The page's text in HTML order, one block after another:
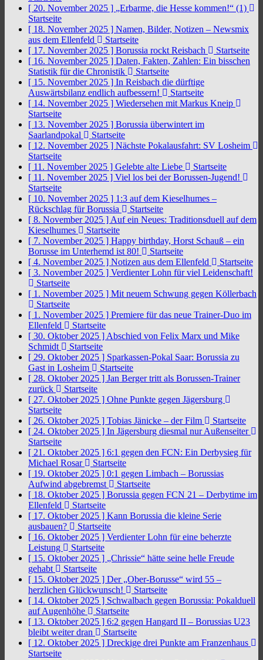
[ 20. November 2025 ] „Erbarme, die Hesse kommen!“ (1)
Startseite
[ 18. November 2025 ] Namen, Bilder, Notizen – Newsmix
aus dem Ellenfeld
Startseite
[ 17. November 2025 ] Borussia rockt Reisbach
Startseite
[ 16. November 2025 ] Daten, Fakten, Zahlen: Ein bisschen
Statistik für die Chronistik
Startseite
[ 15. November 2025 ] In Reisbach die dürftige
Auswärtsbilanz endlich aufbessern!
Startseite
[ 14. November 2025 ] Wiedersehen mit Markus Kneip
Startseite
[ 13. November 2025 ] Borussia überwintert im
Saarlandpokal
Startseite
[ 12. November 2025 ] Nächste Pokalausfahrt: SV Losheim
Startseite
[ 11. November 2025 ] Gelebte alte Liebe
Startseite
[ 11. November 2025 ] Viel los bei der Borussen-Jugend!
Startseite
[ 10. November 2025 ] 1:3 auf dem Kieselhumes –
Rückschlag für Borussia
Startseite
[ 8. November 2025 ] Auf ein Neues: Traditionsduell auf dem
Kieselhumes
Startseite
[ 7. November 2025 ] Happy birthday, Horst Schauß – ein
Borusse im Unterhemd ist 80!
Startseite
[ 4. November 2025 ] Notizen aus dem Ellenfeld
Startseite
[ 3. November 2025 ] Verdienter Lohn für viel Leidenschaft!
Startseite
[ 1. November 2025 ] Mit neuem Schwung gegen Köllerbach
Startseite
[ 1. November 2025 ] Premiere für das neue Trainer-Duo im
Ellenfeld
Startseite
[ 30. Oktober 2025 ] Abschied von Felix Marx und Mike
Schmidt
Startseite
[ 29. Oktober 2025 ] Sparkassen-Pokal Saar: Borussia zu
Gast in Losheim
Startseite
[ 28. Oktober 2025 ] Jan Berger tritt als Borussen-Trainer
zurück
Startseite
[ 27. Oktober 2025 ] Ohne Punkte gegen Jägersburg
Startseite
[ 26. Oktober 2025 ] Tobias Jänicke – der Film
Startseite
[ 24. Oktober 2025 ] In Jägersburg diesmal nur Außenseiter
Startseite
[ 21. Oktober 2025 ] 6:1 gegen den FCN: Ein Derbysieg für
Michael Rosar
Startseite
[ 19. Oktober 2025 ] 0:1 gegen Limbach – Borussias
Aufwind abgebremst
Startseite
[ 18. Oktober 2025 ] Borussia gegen FCN 21 – Derbytime im
Ellenfeld
Startseite
[ 17. Oktober 2025 ] Kann Borussia die kleine Serie
ausbauen?
Startseite
[ 16. Oktober 2025 ] Verdienter Lohn für eine beherzte
Leistung
Startseite
[ 15. Oktober 2025 ] „Chrissie“ hätte seine helle Freude
gehabt
Startseite
[ 15. Oktober 2025 ] Der „Ober-Borusse“ wird 55 –
herzlichen Glückwunsch!
Startseite
[ 14. Oktober 2025 ] Schwalbach gegen Borussia: Pokalduell
auf Augenhöhe
Startseite
[ 13. Oktober 2025 ] 6:2 gegen Hangard II – Borussias U23
bleibt weiter dran
Startseite
[ 12. Oktober 2025 ] Dreckige drei Punkte am Franzenhaus
Startseite